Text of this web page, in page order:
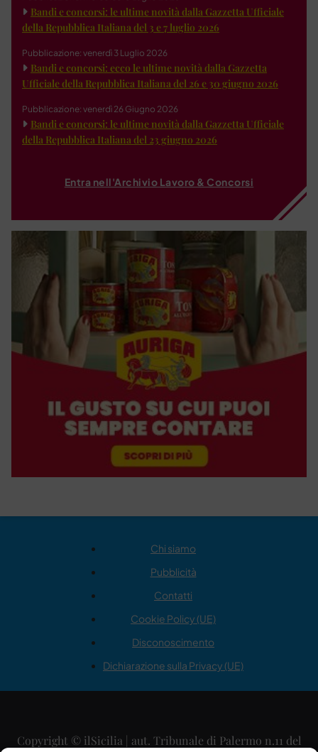
Bandi e concorsi: le ultime novità dalla Gazzetta Ufficiale
della Repubblica Italiana del 3 e 7 luglio 2026
Pubblicazione: venerdì 3 Luglio 2026
Bandi e concorsi: ecco le ultime novità dalla Gazzetta
Ufficiale della Repubblica Italiana del 26 e 30 giugno 2026
Pubblicazione: venerdì 26 Giugno 2026
Bandi e concorsi: le ultime novità dalla Gazzetta Ufficiale
della Repubblica Italiana del 23 giugno 2026
Entra nell'Archivio Lavoro & Concorsi
Chi siamo
Pubblicità
Contatti
Cookie Policy (UE)
Disconoscimento
Dichiarazione sulla Privacy (UE)
Copyright © ilSicilia | aut. Tribunale di Palermo n.11 del